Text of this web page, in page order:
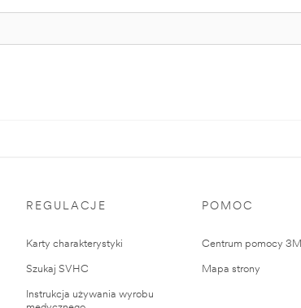
REGULACJE
Karty charakterystyki
Szukaj SVHC
Instrukcja używania wyrobu
POMOC
Centrum pomocy 3M
Mapa strony